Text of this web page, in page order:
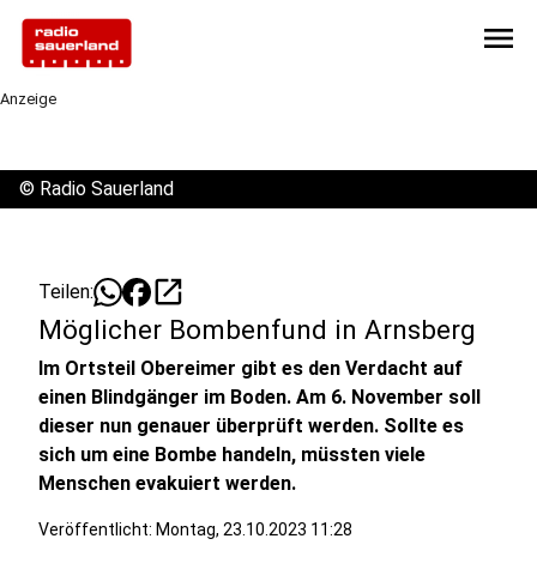
menu
Anzeige
© Radio Sauerland
Teilen: open_in_new
Möglicher Bombenfund in Arnsberg
Im Ortsteil Obereimer gibt es den Verdacht auf
einen Blindgänger im Boden. Am 6. November soll
dieser nun genauer überprüft werden. Sollte es
sich um eine Bombe handeln, müssten viele
Menschen evakuiert werden.
Veröffentlicht: Montag, 23.10.2023 11:28